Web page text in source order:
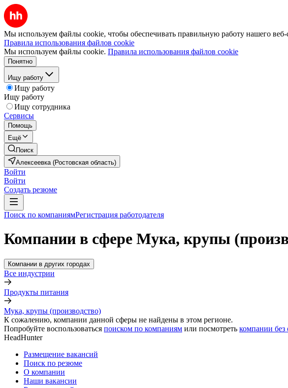
Мы используем файлы cookie, чтобы обеспечивать правильную работу нашего веб-
Правила использования файлов cookie
Мы используем файлы cookie. Правила использования файлов cookie
Понятно
Ищу работу
Ищу работу
Ищу работу
Ищу сотрудника
Сервисы
Помощь
Ещё
Поиск
Алексеевка (Ростовская область)
Войти
Войти
Создать резюме
Поиск по компаниямРегистрация работодателя
Компании в сфере Мука, крупы
Компании в других городах
Все индустрии
Продукты питания
Мука, крупы (производство)
К сожалению, компании данной сферы не найдены в этом регионе.
Попробуйте воспользоваться поиском по компаниям или посмотреть компании без
HeadHunter
Размещение вакансий
Поиск по резюме
О компании
Наши вакансии